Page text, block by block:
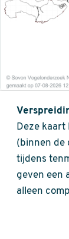
Deze
(binnen de
tijdens
geven een
alleen